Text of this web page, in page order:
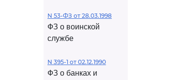
N 53-ФЗ от 28.03.1998
ФЗ о воинской
службе
N 395-1 от 02.12.1990
ФЗ о банках и